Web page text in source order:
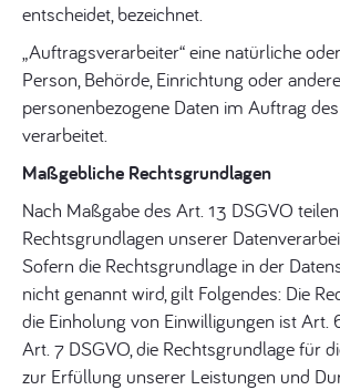
entscheidet, bezeichnet.
„Auftragsverarbeiter“ eine natürliche
Person, Behörde, Einrichtung oder
personenbezogene Daten im Auftrag
verarbeitet.
Maßgebliche Rechtsgrundlagen
Nach Maßgabe des Art. 13 DSGVO
Rechtsgrundlagen unserer
Sofern die Rechtsgrundlage in der
nicht genannt wird, gilt Folgendes: Die
die Einholung von Einwilligungen ist Art.
Art. 7 DSGVO, die Rechtsgrundlage für
zur Erfüllung unserer Leistungen und